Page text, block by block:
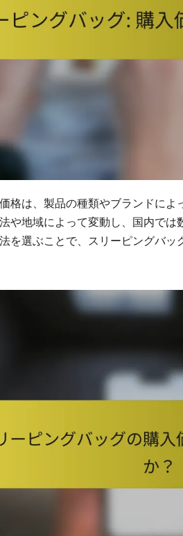
格は、製品の種類やブランドに
や地域によって変動し、国内で
を選ぶことで、スリーピングバ